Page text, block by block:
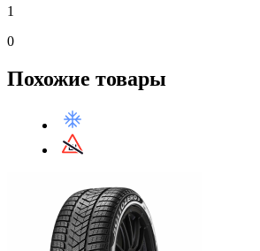
1
0
Похожие товары